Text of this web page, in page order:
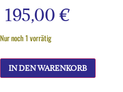
195,00 €
Nur noch 1 vorrätig
IN DEN WARENKORB